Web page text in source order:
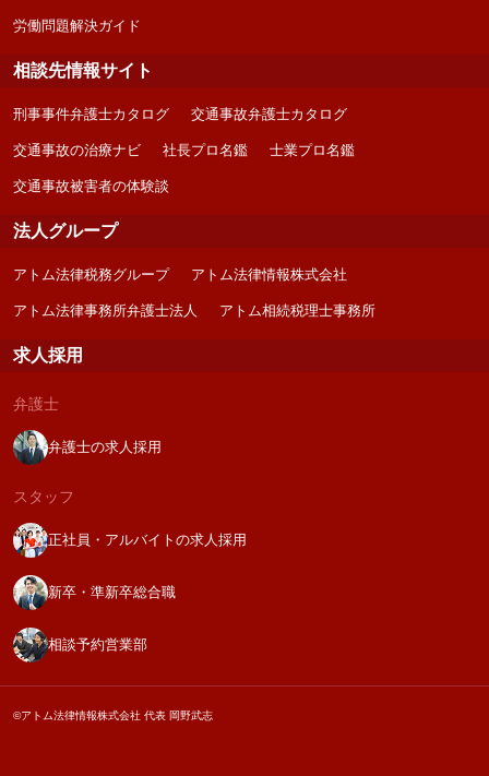
労働問題解決ガイド
相談先情報サイト
刑事事件弁護士カタログ 交通事故弁護士カタログ
交通事故の治療ナビ 社長プロ名鑑 士業プロ名鑑
交通事故被害者の体験談
法人グループ
アトム法律税務グループ アトム法律情報株式会社
アトム法律事務所弁護士法人 アトム相続税理士事務所
求人採用
弁護士
弁護士の求人採用
スタッフ
正社員・アルバイトの求人採用
新卒・準新卒総合職
相談予約営業部
©アトム法律情報株式会社 代表 岡野武志